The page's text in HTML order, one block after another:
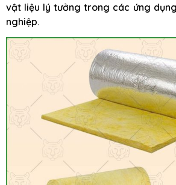
vật liệu lý tưởng trong các ứng
nghiệp.